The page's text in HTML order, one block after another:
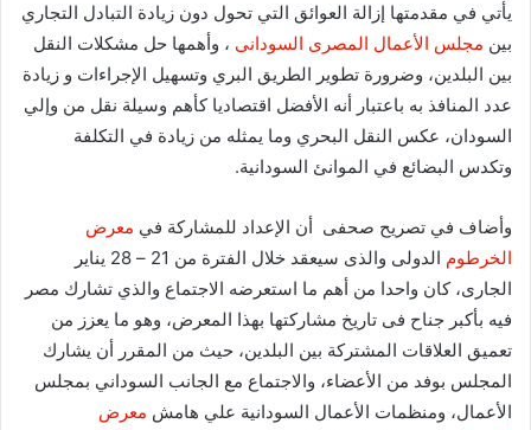
يأتي في مقدمتها إزالة العوائق التي تحول دون زيادة التبادل التجاري
بين مجلس الأعمال المصرى السودانى ، وأهمها حل مشكلات النقل
بين البلدين، وضرورة تطوير الطريق البري وتسهيل الإجراءات و زيادة
عدد المنافذ به باعتبار أنه الأفضل اقتصاديا كأهم وسيلة نقل من وإلي
السودان، عكس النقل البحري وما يمثله من زيادة في التكلفة
وتكدس البضائع في الموانئ السودانية.
وأضاف في تصريح صحفى أن الإعداد للمشاركة في معرض
الخرطوم
الدولى والذى سيعقد خلال الفترة من 21 – 28 يناير
الجارى، كان واحدا من أهم ما استعرضه الاجتماع والذي تشارك مصر
فيه بأكبر جناح فى تاريخ مشاركتها بهذا المعرض، وهو ما يعزز من
تعميق العلاقات المشتركة بين البلدين، حيث من المقرر أن يشارك
المجلس بوفد من الأعضاء، والاجتماع مع الجانب السوداني بمجلس
الأعمال، ومنظمات الأعمال السودانية علي هامش معرض